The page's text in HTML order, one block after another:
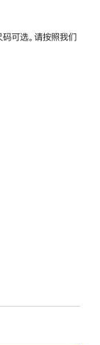
可选。请按照我们